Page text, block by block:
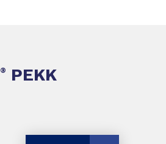
® PEKK